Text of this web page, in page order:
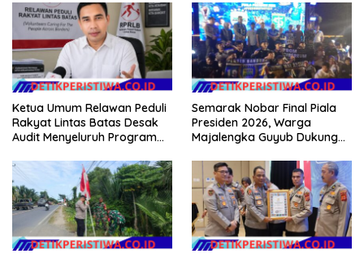
Ketua Umum Relawan Peduli
Rakyat Lintas Batas Desak
Audit Menyeluruh Program
Pertanyakan Efektivitas
Kinerja Dinas Pertanian
Semarak Nobar Final Piala
Presiden 2026, Warga
Majalengka Guyub Dukung
Kahayang